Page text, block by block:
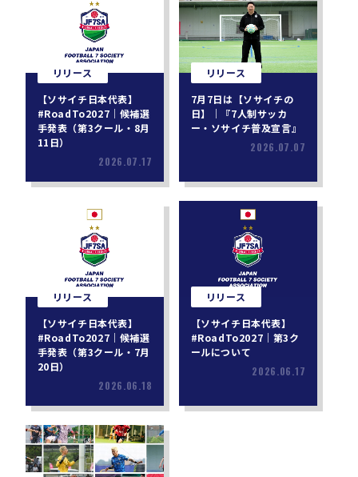
リリース
【ソサイチ日本代表】
#RoadTo2027｜候補選
手発表（第3クール・8月
11日）
2026.07.17
リリース
7月7日は【ソサイチの
日】｜『7人制サッカ
ー・ソサイチ普及宣言』
2026.07.07
リリース
【ソサイチ日本代表】
#RoadTo2027｜候補選
手発表（第3クール・7月
20日）
2026.06.18
リリース
【ソサイチ日本代表】
#RoadTo2027｜第3ク
ールについて
2026.06.17